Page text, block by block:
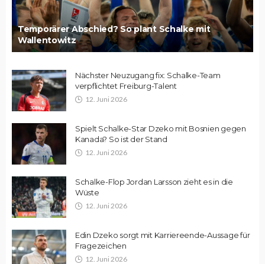
Temporärer Abschied? So plant Schalke mit
Wallentowitz
Nächster Neuzugang fix: Schalke-Team
verpflichtet Freiburg-Talent
12. Juni 2026
Spielt Schalke-Star Dzeko mit Bosnien gegen
Kanada? So ist der Stand
12. Juni 2026
Schalke-Flop Jordan Larsson zieht es in die
Wüste
12. Juni 2026
Edin Dzeko sorgt mit Karriereende-Aussage für
Fragezeichen
12. Juni 2026